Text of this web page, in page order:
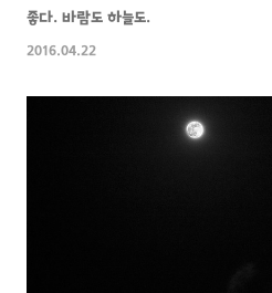
좋다. 바람도 하늘도.
2016.04.22